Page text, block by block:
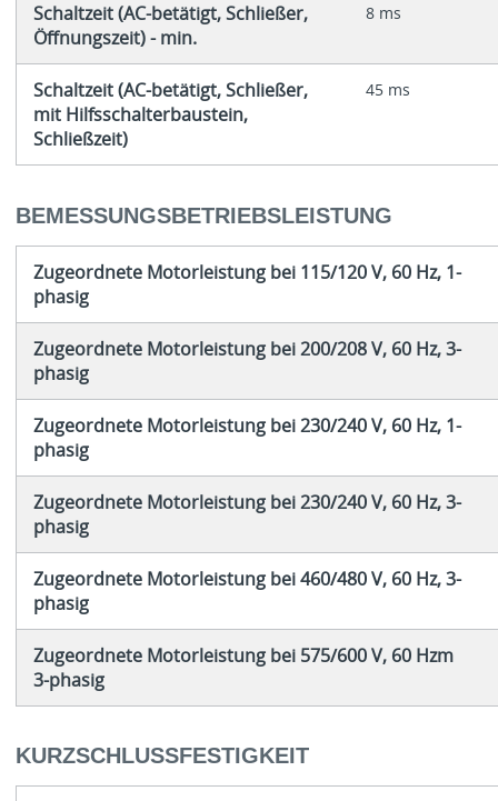
Schaltzeit (AC-betätigt, Schließer,
Öffnungszeit) - min.
8 ms
Schaltzeit (AC-betätigt, Schließer,
mit Hilfsschalterbaustein,
Schließzeit)
45 ms
BEMESSUNGSBETRIEBSLEISTUNG
Zugeordnete Motorleistung bei 115/120 V, 60 Hz, 1-
phasig
Zugeordnete Motorleistung bei 200/208 V, 60 Hz, 3-
phasig
Zugeordnete Motorleistung bei 230/240 V, 60 Hz, 1-
phasig
Zugeordnete Motorleistung bei 230/240 V, 60 Hz, 3-
phasig
Zugeordnete Motorleistung bei 460/480 V, 60 Hz, 3-
phasig
Zugeordnete Motorleistung bei 575/600 V, 60 Hzm
3-phasig
KURZSCHLUSSFESTIGKEIT